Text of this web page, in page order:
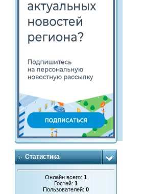
Статистика
Онлайн всего:1
Гостей:1
Пользователей:0